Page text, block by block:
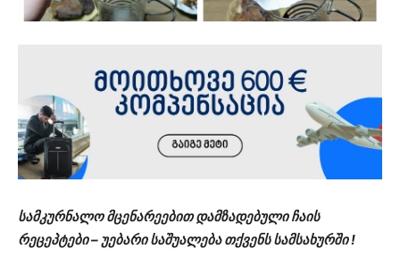
სამკურნალო მცენარეებით დამზადებული ჩაის
რეცეპტები – უებარი საშუალება თქვენს სამსახურში !